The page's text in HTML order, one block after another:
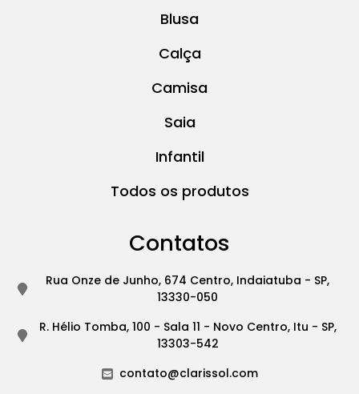
Blusa
Calça
Camisa
Saia
Infantil
Todos os produtos
Contatos
Rua Onze de Junho, 674 Centro, Indaiatuba - SP,
13330-050
R. Hélio Tomba, 100 - Sala 11 - Novo Centro, Itu - SP,
13303-542
contato@clarissol.com